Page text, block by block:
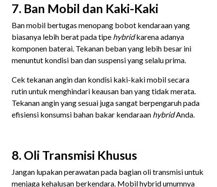
7. Ban Mobil dan Kaki-Kaki
Ban mobil bertugas menopang bobot kendaraan yang
biasanya lebih berat pada tipe hybridkarena adanya
komponen baterai. Tekanan beban yang lebih besar ini
menuntut kondisi ban dan suspensi yang selalu prima.
Cek tekanan angin dan kondisi kaki-kaki mobil secara
rutin untuk menghindari keausan ban yang tidak merata.
Tekanan angin yang sesuai juga sangat berpengaruh pada
efisiensi konsumsi bahan bakar kendaraan hybridAnda.
8. Oli Transmisi Khusus
Jangan lupakan perawatan pada bagian oli transmisi untuk
menjaga kehalusan berkendara. Mobil hybrid umumnya